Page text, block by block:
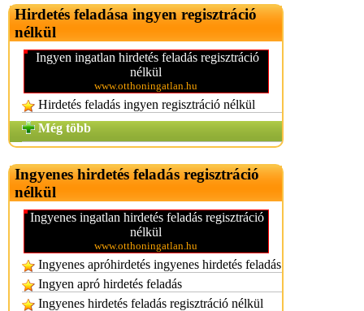
Hirdetés feladása ingyen regisztráció
nélkül
Ingyen ingatlan hirdetés feladás regisztráció
nélkül
www.otthoningatlan.hu
Hirdetés feladás ingyen regisztráció nélkül
Még több
Ingyenes hirdetés feladás regisztráció
nélkül
Ingyenes ingatlan hirdetés feladás regisztráció
nélkül
www.otthoningatlan.hu
Ingyenes apróhirdetés ingyenes hirdetés feladás
Ingyen apró hirdetés feladás
Ingyenes hirdetés feladás regisztráció nélkül